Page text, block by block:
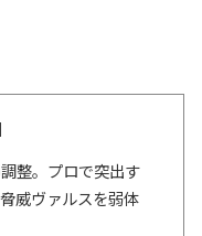
整。プロで突出す
威ヴァルスを弱体